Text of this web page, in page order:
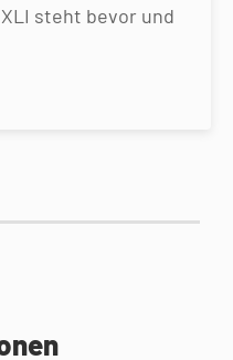
steht bevor und